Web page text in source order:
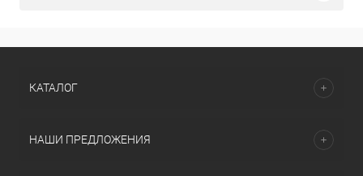
КАТАЛОГ
НАШИ ПРЕДЛОЖЕНИЯ